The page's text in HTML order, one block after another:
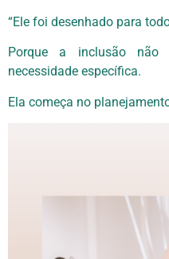
“Ele foi desenhado para
Porque a inclusão não
necessidade específica.
Ela começa no